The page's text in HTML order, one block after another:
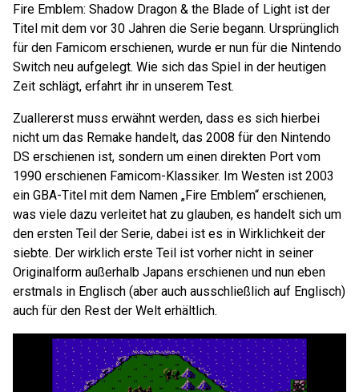
Fire Emblem: Shadow Dragon & the Blade of Light ist der
Titel mit dem vor 30 Jahren die Serie begann. Ursprünglich
für den Famicom erschienen, wurde er nun für die Nintendo
Switch neu aufgelegt. Wie sich das Spiel in der heutigen
Zeit schlägt, erfahrt ihr in unserem Test.
Zuallererst muss erwähnt werden, dass es sich hierbei
nicht um das Remake handelt, das 2008 für den Nintendo
DS erschienen ist, sondern um einen direkten Port vom
1990 erschienen Famicom-Klassiker. Im Westen ist 2003
ein GBA-Titel mit dem Namen „Fire Emblem“ erschienen,
was viele dazu verleitet hat zu glauben, es handelt sich um
den ersten Teil der Serie, dabei ist es in Wirklichkeit der
siebte. Der wirklich erste Teil ist vorher nicht in seiner
Originalform außerhalb Japans erschienen und nun eben
erstmals in Englisch (aber auch ausschließlich auf Englisch)
auch für den Rest der Welt erhältlich.